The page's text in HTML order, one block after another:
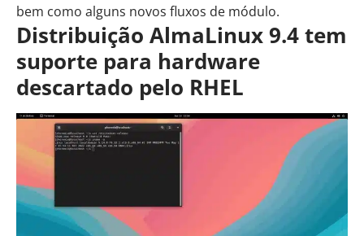
bem como alguns novos fluxos de módulo.
Distribuição AlmaLinux 9.4 tem
suporte para hardware
descartado pelo RHEL